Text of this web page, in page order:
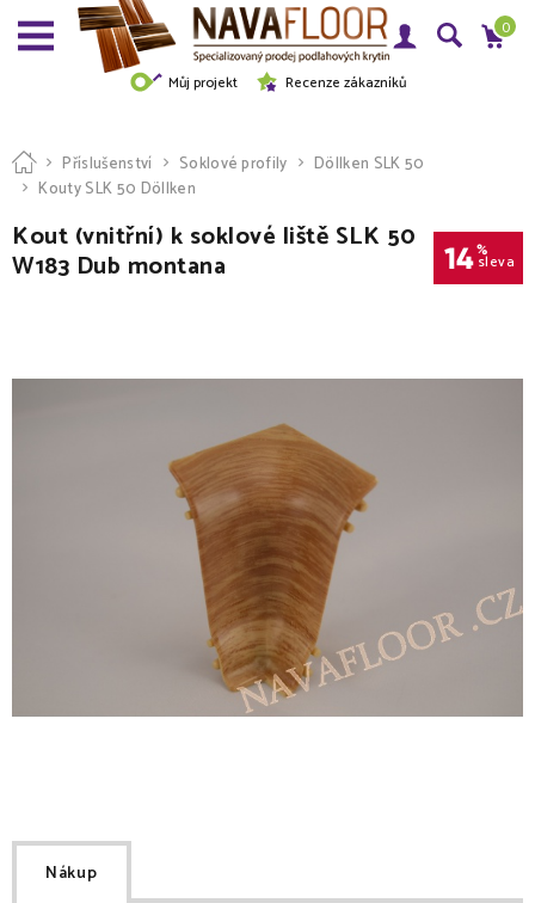
Můj projekt Recenze zákazníků
0
Příslušenství Soklové profily
Döllken SLK 50
Kouty SLK 50 Döllken
Kout (vnitřní) k soklové liště SLK 50
W183 Dub montana 14%
sleva
Nákup